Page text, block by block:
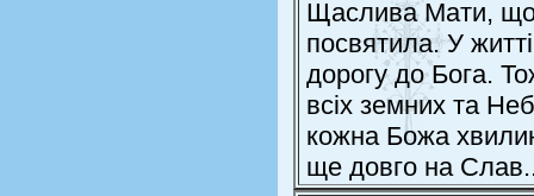
Щаслива Мати,
посвятила. У
дорогу до Бога.
всіх земних та
кожна Божа
ще довго на